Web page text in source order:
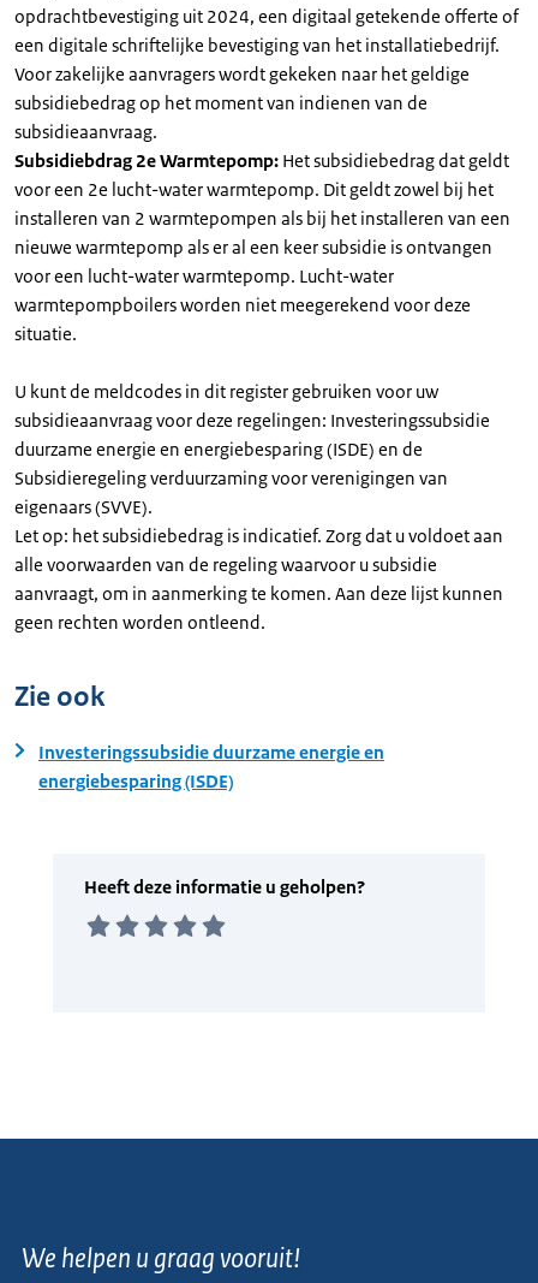
opdrachtbevestiging uit 2024, een digitaal getekende offerte of
een digitale schriftelijke bevestiging van het installatiebedrijf.
Voor zakelijke aanvragers wordt gekeken naar het geldige
subsidiebedrag op het moment van indienen van de
subsidieaanvraag.
Subsidiebdrag 2e Warmtepomp: Het subsidiebedrag dat geldt
voor een 2e lucht-water warmtepomp. Dit geldt zowel bij het
installeren van 2 warmtepompen als bij het installeren van een
nieuwe warmtepomp als er al een keer subsidie is ontvangen
voor een lucht-water warmtepomp. Lucht-water
warmtepompboilers worden niet meegerekend voor deze
situatie.
U kunt de meldcodes in dit register gebruiken voor uw
subsidieaanvraag voor deze regelingen: Investeringssubsidie
duurzame energie en energiebesparing (ISDE) en de
Subsidieregeling verduurzaming voor verenigingen van
eigenaars (SVVE).
Let op: het subsidiebedrag is indicatief. Zorg dat u voldoet aan
alle voorwaarden van de regeling waarvoor u subsidie
aanvraagt, om in aanmerking te komen. Aan deze lijst kunnen
geen rechten worden ontleend.
Zie ook
Investeringssubsidie duurzame energie en
energiebesparing (ISDE)
We helpen u graag vooruit!